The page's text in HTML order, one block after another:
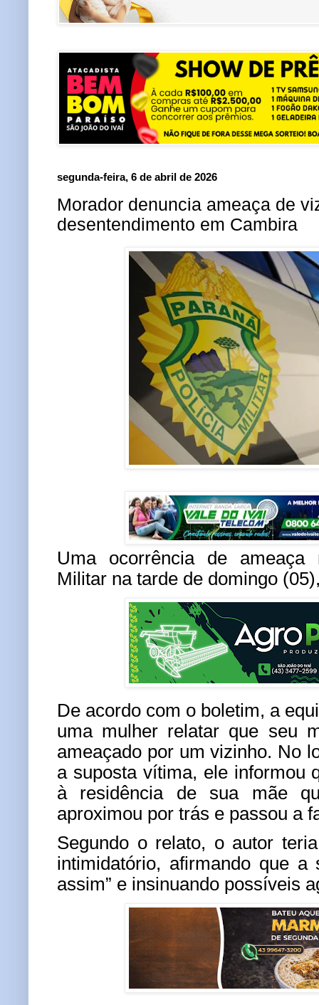
segunda-feira, 6 de abril de 2026
Morador denuncia ameaça de
desentendimento em Cambira
Uma ocorrência de ameaça
Militar na tarde de domingo
De acordo com o boletim, a
uma mulher relatar que seu
ameaçado por um vizinho. No
a suposta vítima, ele informou
à residência de sua mãe
aproximou por trás e passou a
Segundo o relato, o autor
intimidatório, afirmando que a
assim” e insinuando possíveis